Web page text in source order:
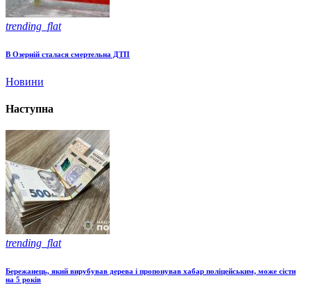
trending_flat
В Озерній сталася смертельна ДТП
Новини
Наступна
trending_flat
Бережанець, який вирубував дерева і пропонував хабар поліцейським, може сісти
на 5 років